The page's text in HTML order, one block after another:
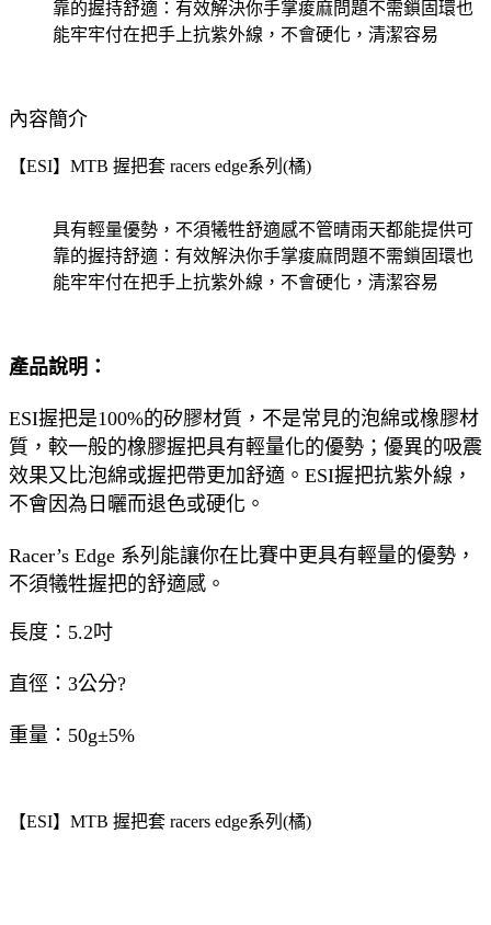
靠的握持舒適：有效解決你手掌痠麻問題不需鎖固環也
能牢牢付在把手上抗紫外線，不會硬化，清潔容易
內容簡介
【ESI】MTB 握把套 racers edge系列(橘)
具有輕量優勢，不須犧牲舒適感不管晴雨天都能提供可
靠的握持舒適：有效解決你手掌痠麻問題不需鎖固環也
能牢牢付在把手上抗紫外線，不會硬化，清潔容易
產品說明：
ESI握把是100%的矽膠材質，不是常見的泡綿或橡膠材
質，較一般的橡膠握把具有輕量化的優勢；優異的吸震
效果又比泡綿或握把帶更加舒適。ESI握把抗紫外線，
不會因為日曬而退色或硬化。
Racer’s Edge 系列能讓你在比賽中更具有輕量的優勢，
不須犧牲握把的舒適感。
長度：5.2吋
直徑：3公分?
重量：50g±5%
【ESI】MTB 握把套 racers edge系列(橘)